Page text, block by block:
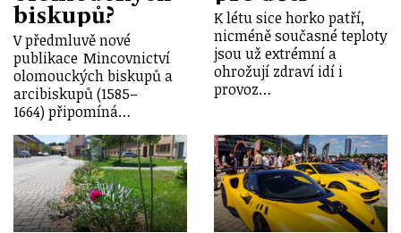
biskupů?
V předmluvě nové
publikace Mincovnictví
olomouckých biskupů a
arcibiskupů (1585–
1664) připomíná…
K létu sice horko patří,
nicméně současné teploty
jsou už extrémní a
ohrožují zdraví idí i
provoz…